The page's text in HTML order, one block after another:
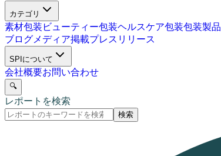
カテゴリ
素材包装 ビューティー包装ヘルスケア包装包装製品
ブログメディア掲載プレスリリース
SPIについて
会社概要お問い合わせ
🔍
レポートを検索
検索